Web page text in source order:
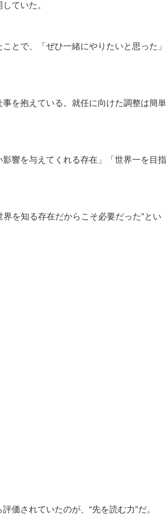
ていた。
とで、「ぜひ一緒にやりたいと思った」
を抱えている。就任に向けた調整は簡単
響を与えてくれる存在」「世界一を目指
を知る存在だからこそ必要だった”とい
価されていたのが、“先を読む力”だ。